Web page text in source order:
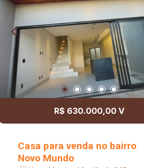
Fotos são meramente ilustrativas.
R$ 630.000,00 V
Casa para venda no bairro
Novo Mundo